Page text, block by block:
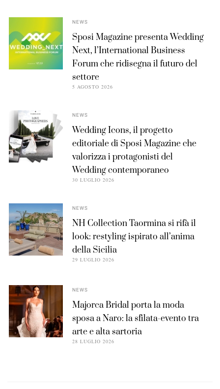
NEWS
Sposi Magazine presenta Wedding
Next, l’International Business
Forum che ridisegna il futuro del
settore
5 AGOSTO 2026
NEWS
Wedding Icons, il progetto
editoriale di Sposi Magazine che
valorizza i protagonisti del
Wedding contemporaneo
30 LUGLIO 2026
NEWS
NH Collection Taormina si rifà il
look: restyling ispirato all’anima
della Sicilia
29 LUGLIO 2026
NEWS
Majorca Bridal porta la moda
sposa a Naro: la sfilata-evento tra
arte e alta sartoria
28 LUGLIO 2026